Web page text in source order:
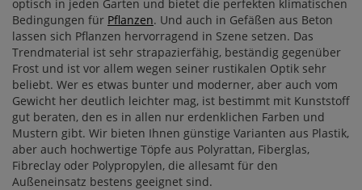
optisch in jeden Garten und bietet die perfekten klimatischen
Bedingungen für Pflanzen. Und auch in Gefäßen aus Beton
lassen sich Pflanzen hervorragend in Szene setzen. Das
Trendmaterial ist sehr strapazierfähig, beständig gegenüber
Frost und ist vor allem wegen seiner rustikalen Optik sehr
beliebt. Wer es etwas bunter und moderner, aber auch vom
Gewicht her deutlich leichter mag, ist bestimmt mit Kunststoff
gut beraten, den es in allen nur erdenklichen Farben und
Mustern gibt. Wir bieten Ihnen günstige Varianten aus Plastik,
aber auch hochwertige Töpfe aus Polyrattan, Fiberglas,
Fibreclay oder Polypropylen, die allesamt für den
Außeneinsatz bestens geeignet sind.